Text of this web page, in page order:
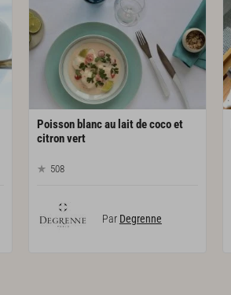
Poisson blanc au lait de coco et
citron vert
508
Par Degrenne